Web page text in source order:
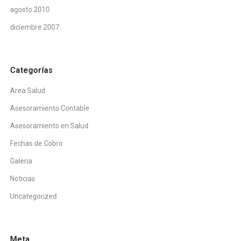
agosto 2010
diciembre 2007
Categorías
Area Salud
Asesoramiento Contable
Asesoramiento en Salud
Fechas de Cobro
Galeria
Noticias
Uncategorized